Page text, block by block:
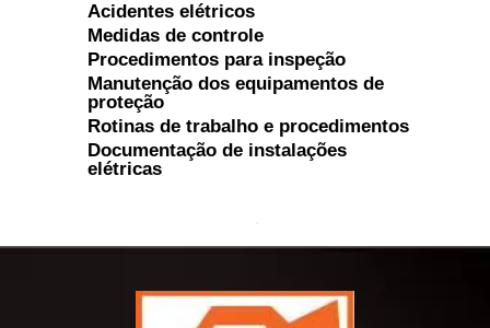
Acidentes elétricos
Medidas de controle
Procedimentos para inspeção
Manutenção dos equipamentos de
proteção
Rotinas de trabalho e procedimentos
Documentação de instalações
elétricas